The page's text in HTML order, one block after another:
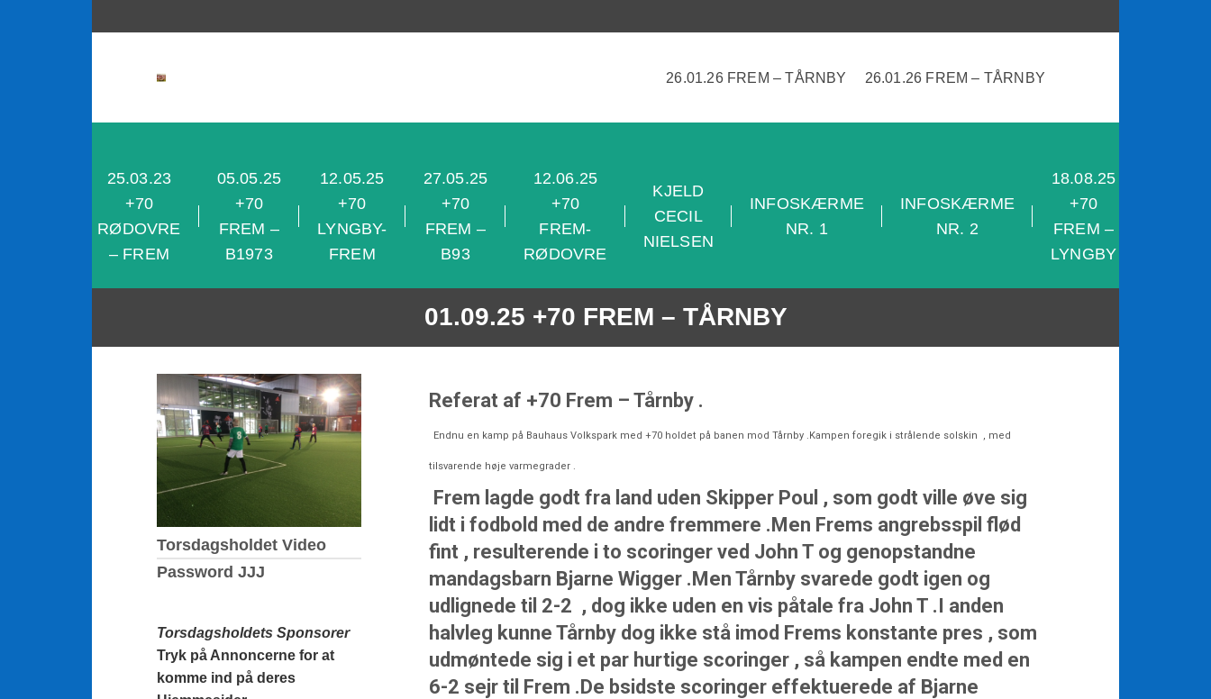
26.01.26 FREM – TÅRNBY 26.01.26 FREM – TÅRNBY
25.03.23
+70
RØDOVRE
– FREM
05.05.25
+70
FREM –
B1973
12.05.25
+70
LYNGBY-
FREM
27.05.25
+70
FREM –
B93
12.06.25
+70
FREM-
RØDOVRE
KJELD
CECIL
NIELSEN
INFOSKÆRME
NR. 1
INFOSKÆRME
NR. 2
18.08.25
+70
FREM –
LYNGBY
01.09.25 +70 FREM – TÅRNBY
Referat af +70 Frem – Tårnby .
Endnu en kamp på Bauhaus Volkspark med +70 holdet på banen mod Tårnby .Kampen foregik i strålende solskin , med
tilsvarende høje varmegrader .
Frem lagde godt fra land uden Skipper Poul , som godt ville øve sig
lidt i fodbold med de andre fremmere .Men Frems angrebsspil flød
fint , resulterende i to scoringer ved John T og genopstandne
mandagsbarn Bjarne Wigger .Men Tårnby svarede godt igen og
udlignede til 2-2 , dog ikke uden en vis påtale fra John T .I anden
halvleg kunne Tårnby dog ikke stå imod Frems konstante pres , som
udmøntede sig i et par hurtige scoringer , så kampen endte med en
6-2 sejr til Frem .De bsidste scoringer effektuerede af Bjarne
Torsdagsholdet Video
Password JJJ
Torsdagsholdets Sponsorer
Tryk på Annoncerne for at
komme ind på deres